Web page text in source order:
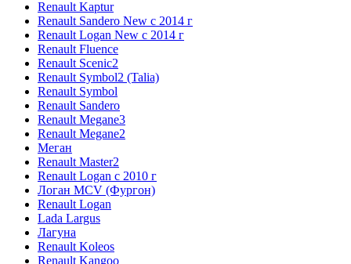
Renault Kaptur
Renault Sandero New с 2014 г
Renault Logan New с 2014 г
Renault Fluence
Renault Scenic2
Renault Symbol2 (Talia)
Renault Symbol
Renault Sandero
Renault Megane3
Renault Megane2
Меган
Renault Master2
Renault Logan c 2010 г
Логан МСV (Фургон)
Renault Logan
Lada Largus
Лагуна
Renault Koleos
Renault Kangoo